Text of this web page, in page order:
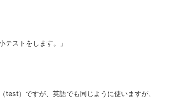
テストをします。」
test）ですが、英語でも同じように使いますが、